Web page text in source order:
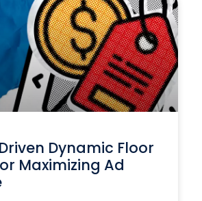
Dynamic Floor
Maximizing Ad